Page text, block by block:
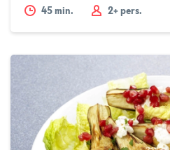
45 min. 2+ pers.